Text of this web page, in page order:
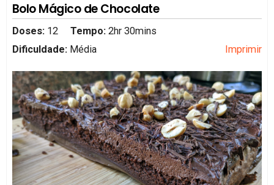
Bolo Mágico de Chocolate
Doses: 12 Tempo: 2hr 30mins
Dificuldade: Média Imprimir